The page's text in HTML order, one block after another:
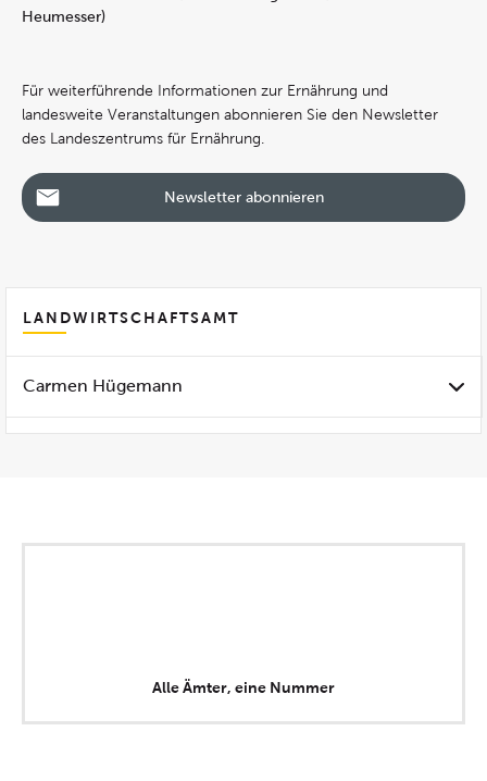
Heumesser)
Für weiterführende Informationen zur Ernährung und
landesweite Veranstaltungen abonnieren Sie den Newsletter
des Landeszentrums für Ernährung.
Newsletter abonnieren
LANDWIRTSCHAFTSAMT
Carmen Hügemann
Alle Ämter, eine Nummer